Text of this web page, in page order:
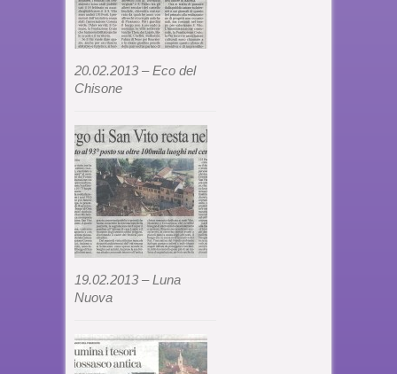
20.02.2013 – Eco del
Chisone
19.02.2013 – Luna
Nuova